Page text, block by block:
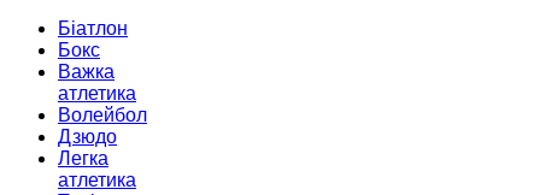
Біатлон
Бокс
Важка
атлетика
Волейбол
Дзюдо
Легка
атлетика